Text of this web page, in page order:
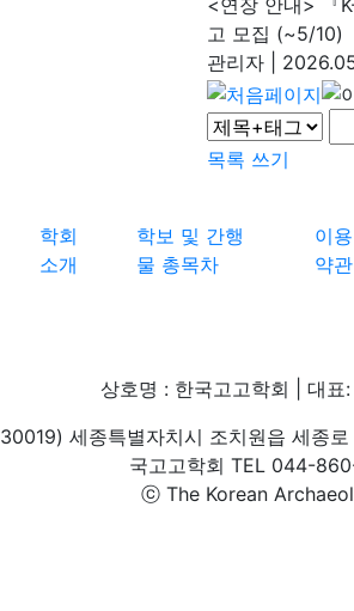
고 모집 (~5/10)
관리자
목록 쓰기
학회
소개
학보 및 간행
물 총목차
이용
약관
상호명 : 한국고고학회 | 대
30019) 세종특별자치시 조치원읍 세종
국고고학회 TEL 044-
ⓒ The Korean